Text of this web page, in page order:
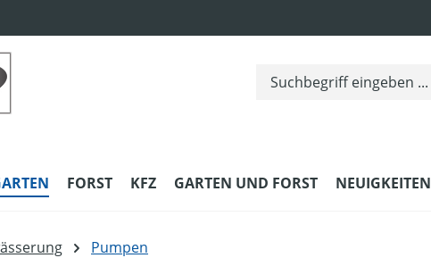
FORST KFZ GARTEN UND FORST NEUIGKEITEN
Pumpen